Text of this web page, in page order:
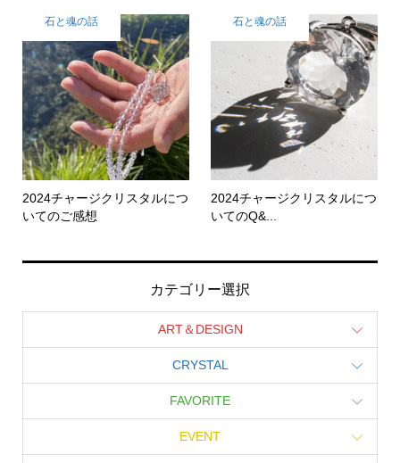
石と魂の話
2024チャージクリスタルにつ
いてのご感想
石と魂の話
2024チャージクリスタルにつ
いてのQ&...
カテゴリー選択
ART＆DESIGN
CRYSTAL
FAVORITE
EVENT